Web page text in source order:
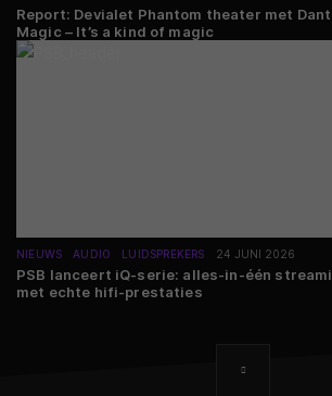
Report: Devialet Phantom theater met
Magic – It’s a kind of magic
NIEUWS AUDIO LUIDSPREKERS 24 JUNI 2026
PSB lanceert iQ-serie: alles-in-één
met echte hifi-prestaties